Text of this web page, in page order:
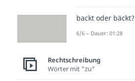
backt oder bäckt?
6/6 – Dauer: 01:28
Rechtschreibung
Wörter mit "zu"